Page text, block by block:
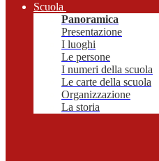
Scuola
Panoramica
Presentazione
I luoghi
Le persone
I numeri della scuola
Le carte della scuola
Organizzazione
La storia